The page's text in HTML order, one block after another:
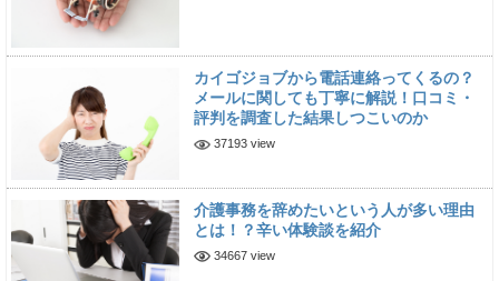
カイゴジョブから電話連絡ってくるの？
メールに関しても丁寧に解説！口コミ・
評判を調査した結果しつこいのか
37193 view
介護事務を辞めたいという人が多い理由
とは！？辛い体験談を紹介
34667 view